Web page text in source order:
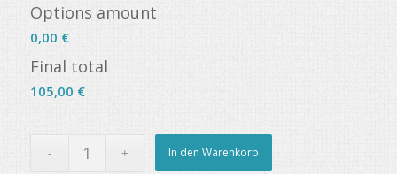
Options amount
0,00 €
Final total
105,00 €
In den Warenkorb